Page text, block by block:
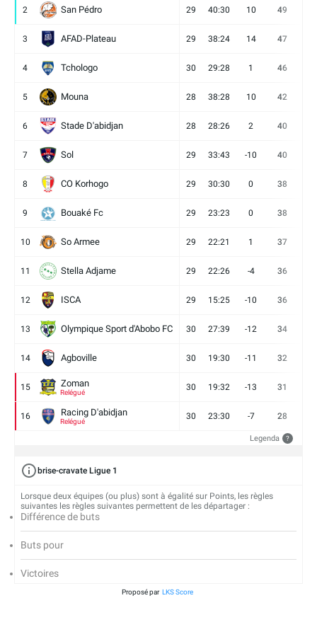
2 San Pédro 29 40:30 10 49
3 AFAD-Plateau 29 38:24 14 47
4 Tchologo 30 29:28 1 46
5 Mouna 28 38:28 10 42
6 Stade D'abidjan 28 28:26 2 40
7 Sol 29 33:43 -10 40
8 CO Korhogo 29 30:30 0 38
9 Bouaké Fc 29 23:23 0 38
10 So Armee 29 22:21 1 37
11 Stella Adjame 29 22:26 -4 36
12 ISCA 29 15:25 -10 36
13 Olympique Sport d'Abobo FC 30 27:39 -12 34
14 Agboville 30 19:30 -11 32
15 Zoman
Relégué
30 19:32 -13 31
16 Racing D'abidjan
Relégué
30 23:30 -7 28
Legenda ?
brise-cravate Ligue 1
Lorsque deux équipes (ou plus) sont à égalité sur Points, les règles
suivantes les règles suivantes permettent de les départager :
Différence de buts
Buts pour
Victoires
Proposé par LKS Score